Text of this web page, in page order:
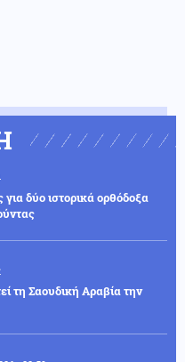
δύο ιστορικά ορθόδοξα
τη Σαουδική Αραβία την